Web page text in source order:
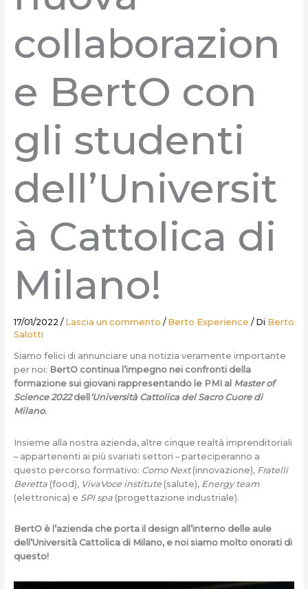
collaborazion
e BertO con
gli studenti
dell’Universit
à Cattolica di
Milano!
17/01/2022 / Lascia un commento / Berto Experience / Di Berto
Salotti
Siamo felici di annunciare una notizia veramente importante
per noi: BertO continua l’impegno nei confronti della
formazione sui giovani rappresentando le PMI al Master of
Science 2022dell ‘Università Cattolica del Sacro Cuore di
Milano.
Insieme alla nostra azienda, altre cinque realtà imprenditoriali
– appartenenti ai più svariati settori – parteciperanno a
questo percorso formativo: Como Next(innovazione), Fratelli
Beretta(food), VivaVoce institute(salute), Energy team
(elettronica) e SPI spa(progettazione industriale).
BertO è l’azienda che porta il design all’interno delle aule
dell’Università Cattolica di Milano, e noi siamo molto onorati di
questo!